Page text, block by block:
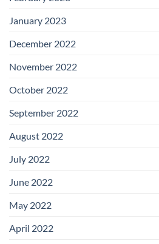
January 2023
December 2022
November 2022
October 2022
September 2022
August 2022
July 2022
June 2022
May 2022
April 2022